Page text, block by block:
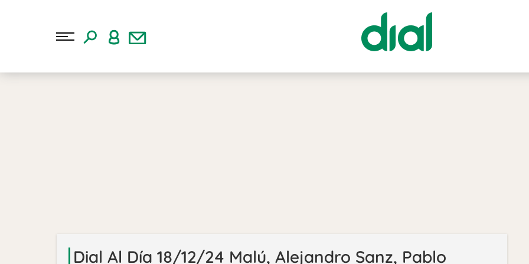
Dial Al Día 18/12/24 Malú, Alejandro Sanz, Pablo